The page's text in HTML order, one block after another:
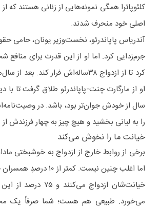
کلئوپاترا همگی نمونه‌هایی از زنانی هستند که
اصلی خود منحرف شدند.
آندریاس پاپاندرئو، نخست‌وزیر یونان، حامی
جرم‌زدایی کرد. اما او از این قدرت برای
کرد تا از ازدواج ۳۸‌ساله‌اش فرار کند.
سال از خودش جوان‌تر بود، باشد. در
را به لیانی بخشید و هیچ چیز به چهار فرزندش
خیانت ما را نخوش می‌کند
برخی از روابط خارج از ازدواج به خوشبختی
اما اغلب چنین نیست. کمتر
خیانت‌شان ازدواج
می‌خورد. طبیعی هم هست؛ شما صرفاً یک